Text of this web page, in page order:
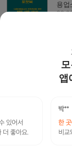
앱
용업
가
험가
ⓒ아